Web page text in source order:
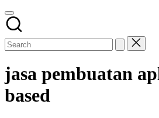
jasa pembuatan
based